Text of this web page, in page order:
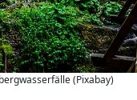
(Pixabay)